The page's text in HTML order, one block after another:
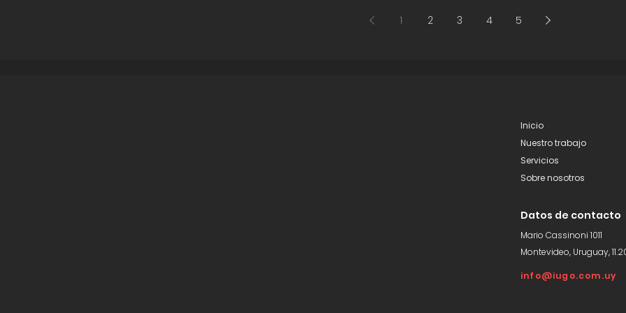
1 2 3 4 5
Inicio
Nuestro trabajo
Servicios
Sobre nosotros
Datos de contacto
Mario Cassinoni 1011
Montevideo, Uruguay,
info@iugo.com.uy